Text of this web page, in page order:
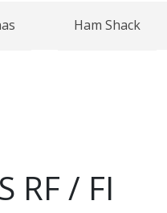
Ham Shack
RF / FI